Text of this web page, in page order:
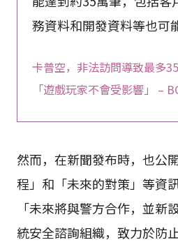
務資料和開發資料等也可
卡普空，非法訪問導致最多
「遊戲玩家不會受影響」 –
然而，在新聞發布時，也公
程」和「未來的對策」等資
「未來將與警方合作，並新
統安全諮詢組織，致力於防